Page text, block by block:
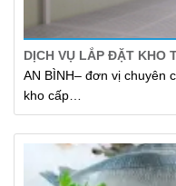
DỊCH VỤ LẮP ĐẶT KHO
AN BÌNH– đơn vị chuyên
kho cấp…